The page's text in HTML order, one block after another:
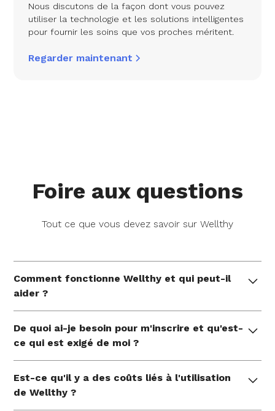
Nous discutons de la façon dont vous pouvez
utiliser la technologie et les solutions intelligentes
pour fournir les soins que vos proches méritent.
Regarder maintenant
Foire aux questions
Tout ce que vous devez savoir sur Wellthy
Comment fonctionne Wellthy et qui peut-il
aider ?
part d'experts qui aident les familles à gérer leurs
besoins uniques en matière de soins à chaque
étape de la vie et pendant les moments les plus
vitaux de la vie. Nous nous attaquons aux choses à
faire, nous défendons en votre nom et vous
De quoi ai-je besoin pour m'inscrire et qu'est-
ce qui est exigé de moi ?
votre courriel professionnel. Vous aurez la
possibilité d'ajouter un courriel personnel au
Est-ce qu'il y a des coûts liés à l'utilisation
de Wellthy ?